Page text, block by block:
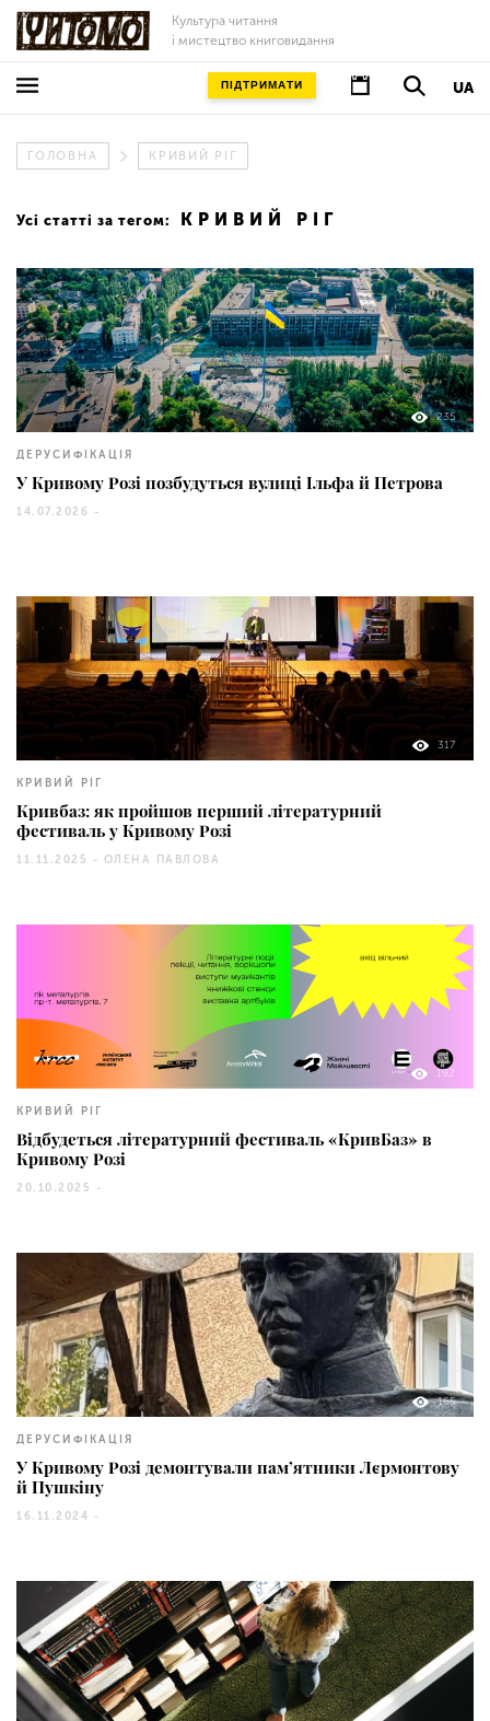
Культура читання
і мистецтво книговидання
UA
ПІДТРИМАТИ
ГОЛОВНА КРИВИЙ РІГ
Усі статті за тегом: КРИВИЙ РІГ
235
ДЕРУСИФІКАЦІЯ
У Кривому Розі позбудуться вулиці Ільфа й Петрова
14.07.2026 -
317
КРИВИЙ РІГ
Кривбаз: як пройшов перший літературний
фестиваль у Кривому Розі
11.11.2025 - ОЛЕНА ПАВЛОВА
192
КРИВИЙ РІГ
Відбудеться літературний фестиваль «КривБаз» в
Кривому Розі
20.10.2025 -
165
ДЕРУСИФІКАЦІЯ
У Кривому Розі демонтували пам’ятники Лєрмонтову
й Пушкіну
16.11.2024 -